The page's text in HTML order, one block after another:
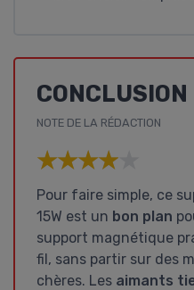
CONCLUSION
NOTE DE LA RÉDACTION
★★★★★
★★★★★
Pour faire simple, ce
15W est un bon plan
support magnétique
fil, sans partir sur des
chères. Les aimants